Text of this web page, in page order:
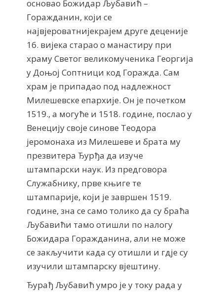
основао Божидар Љубавић –
Горажданин, који се
највјероватнијекрајем друге деценије
16. вијека старао о манастиру при
храму Светог великомученика Георгија
у Доњој Соптници код Горажда. Сам
храм је припадао под надлежност
Милешевске епархије. Он је почетком
1519., а могуће и 1518. године, послао у
Венецију своје синове Теодора
јеромонаха из Милешеве и брата му
презвитера Ђурђа да изуче
штампарски наук. Из предговора
Служабнику, прве књиге те
штампарије, који је завршен 1519.
године, зна се само толико да су браћа
Љубавићи тамо отишли по налогу
Божидара Горажданина, али не може
се закључити када су отишли и гдје су
изучили штампарску вјештину.
Ђурађ Љубавић умро је у току рада у